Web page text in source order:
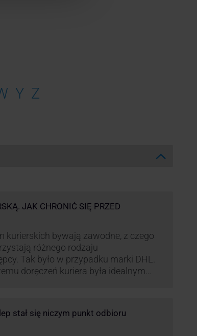
Y Z
JAK CHRONIĆ SIĘ PRZED
kurierskich bywają zawodne, z czego
różnego rodzaju
Tak było w przypadku marki DHL.
doręczeń kuriera była idealnym
którzy próbują
przedsiębiorstw działających
stał się niczym punkt odbioru